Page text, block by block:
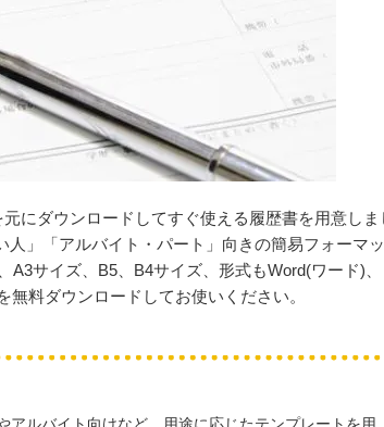
にダウンロードしてすぐ使える履歴書を用意しま
」「アルバイト・パート」向きの簡易フォーマ
サイズ、B5、B4サイズ、形式もWord(ワード)、
料ダウンロードしてお使いください。